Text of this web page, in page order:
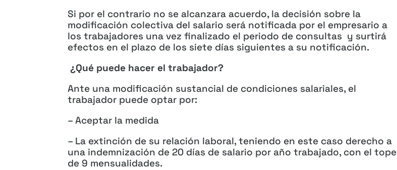
Si por el contrario no se alcanzara acuerdo, la decisión sobre la
modificación colectiva del salario será notificada por el empresario a
los trabajadores una vez finalizado el periodo de consultas y surtirá
efectos en el plazo de los siete días siguientes a su notificación.
¿Qué puede hacer el trabajador?
Ante una modificación sustancial de condiciones salariales, el
trabajador puede optar por:
– Aceptar la medida
– La extinción de su relación laboral, teniendo en este caso derecho a
una indemnización de 20 días de salario por año trabajado, con el tope
de 9 mensualidades.